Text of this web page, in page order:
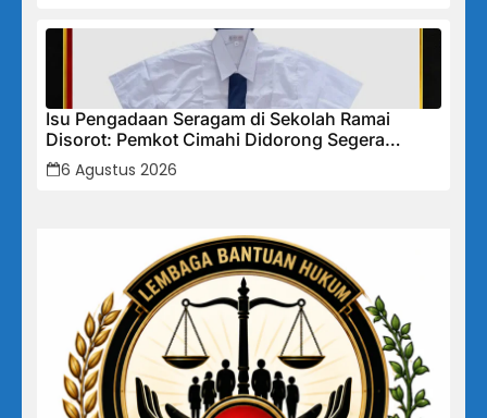
Isu Pengadaan Seragam di Sekolah Ramai
Disorot: Pemkot Cimahi Didorong Segera
Lakukan Pembinaan dan Perbaikan Sistem
Secara Menyeluruh
6 Agustus 2026